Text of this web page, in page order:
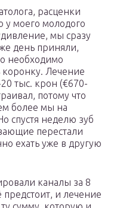
расценки
у моего молодого
мы сразу
день приняли,
необходимо
коронку. Лечение
тыс. крон (€670-
потому что
более мы на
спустя неделю зуб
перестали
ехать уже в другую
каналы за 8
и лечение